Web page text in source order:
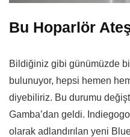
Bu Hoparlör
Bildiğiniz gibi günümüzde
bulunuyor, hepsi hemen
diyebiliriz. Bu durumu
Gamba’dan geldi.
olarak adlandırılan yeni